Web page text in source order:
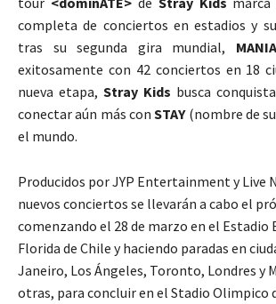
completa de conciertos en estadios y
tras su segunda gira mundial,
exitosamente con 42 conciertos en 18
nueva etapa, Stray Kids busca
conectar aún más conSTAY(nombre de su
el mundo.
Producidos por JYP Entertainment y Live
nuevos conciertos se llevarán a cabo el
comenzando el 28 de marzo en el Estadio
Florida de Chile y haciendo paradas en
Janeiro, Los Ángeles, Toronto, Londres y
otras, para concluir en el Stadio Olimpico